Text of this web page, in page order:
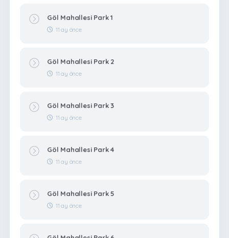
Göl Mahallesi Park 1
11 ay önce
Göl Mahallesi Park 2
11 ay önce
Göl Mahallesi Park 3
11 ay önce
Göl Mahallesi Park 4
11 ay önce
Göl Mahallesi Park 5
11 ay önce